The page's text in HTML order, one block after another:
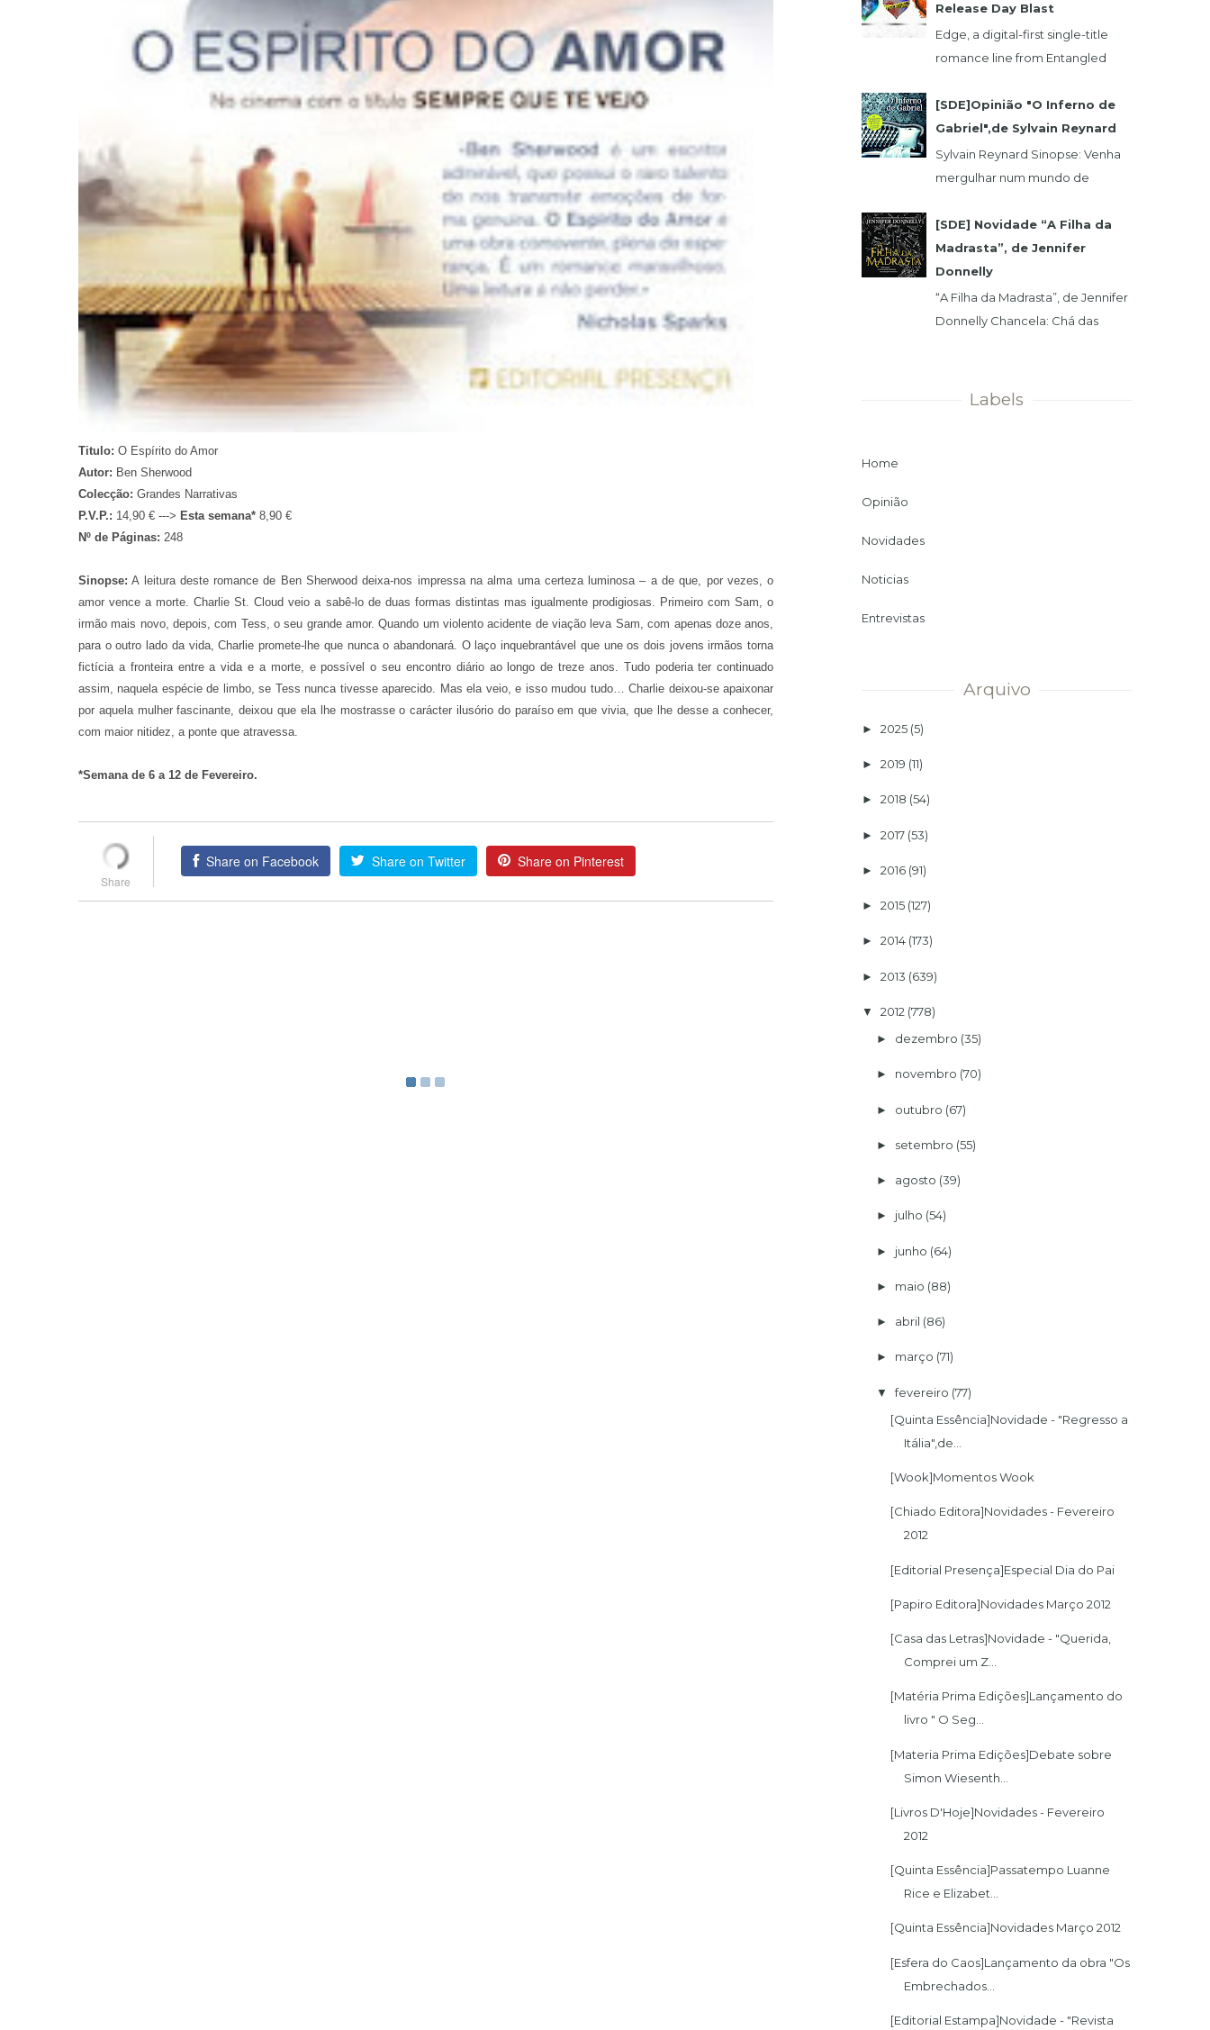
Titulo: O Espírito do Amor
Autor: Ben Sherwood
Colecção: Grandes Narrativas
P.V.P.: 14,90 € ---> Esta semana* 8,90 €
Nº de Páginas: 248
Sinopse: A leitura deste romance de Ben Sherwood deixa-nos impressa na alma uma certeza luminosa – a de que, por vezes, o
amor vence a morte. Charlie St. Cloud veio a sabê-lo de duas formas distintas mas igualmente prodigiosas. Primeiro com Sam, o
irmão mais novo, depois, com Tess, o seu grande amor. Quando um violento acidente de viação leva Sam, com apenas doze anos,
para o outro lado da vida, Charlie promete-lhe que nunca o abandonará. O laço inquebrantável que une os dois jovens irmãos torna
fictícia a fronteira entre a vida e a morte, e possível o seu encontro diário ao longo de treze anos. Tudo poderia ter continuado
assim, naquela espécie de limbo, se Tess nunca tivesse aparecido. Mas ela veio, e isso mudou tudo… Charlie deixou-se apaixonar
por aquela mulher fascinante, deixou que ela lhe mostrasse o carácter ilusório do paraíso em que vivia, que lhe desse a conhecer,
com maior nitidez, a ponte que atravessa.
*Semana de 6 a 12 de Fevereiro.
Share on Facebook Share on Twitter Share on Pinterest
amor. P...
Release Day Blast
Edge, a digital-first single-title
romance line from Entangled
popular Select imprint but gives
its...
[SDE]Opinião "O Inferno de
Gabriel",de Sylvain Reynard
Sylvain Reynard Sinopse: Venha
mergulhar num mundo de
sem limites....
[SDE] Novidade “A Filha da
Madrasta”, de Jennifer
Donnelly
“A Filha da Madrasta”, de Jennifer
Donnelly Chancela: Chá das
Labels
Home
Opinião
Novidades
Noticias
Entrevistas
Arquivo
► 2025 (5)
► 2019 (11)
► 2018 (54)
► 2017 (53)
► 2016 (91)
► 2015 (127)
► 2014 (173)
► 2013 (639)
▼ 2012 (778)
► dezembro (35)
► novembro (70)
► outubro (67)
► setembro (55)
► agosto (39)
► julho (54)
► junho (64)
► maio (88)
► abril (86)
► março (71)
▼fevereiro (77)
[Quinta Essência]Novidade - "Regresso a
Itália",de...
[Wook]Momentos Wook
[Chiado Editora]Novidades - Fevereiro
2012
[Editorial Presença]Especial Dia do Pai
[Papiro Editora]Novidades Março 2012
[Casa das Letras]Novidade - "Querida,
Comprei um Z...
[Matéria Prima Edições]Lançamento do
livro " O Seg...
[Materia Prima Edições]Debate sobre
Simon Wiesenth...
[Livros D'Hoje]Novidades - Fevereiro
2012
[Quinta Essência]Passatempo Luanne
Rice e Elizabet...
[Quinta Essência]Novidades Março 2012
[Esfera do Caos]Lançamento da obra "Os
Embrechados...
[Editorial Estampa]Novidade - "Revista